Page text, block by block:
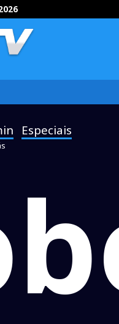
Especiais